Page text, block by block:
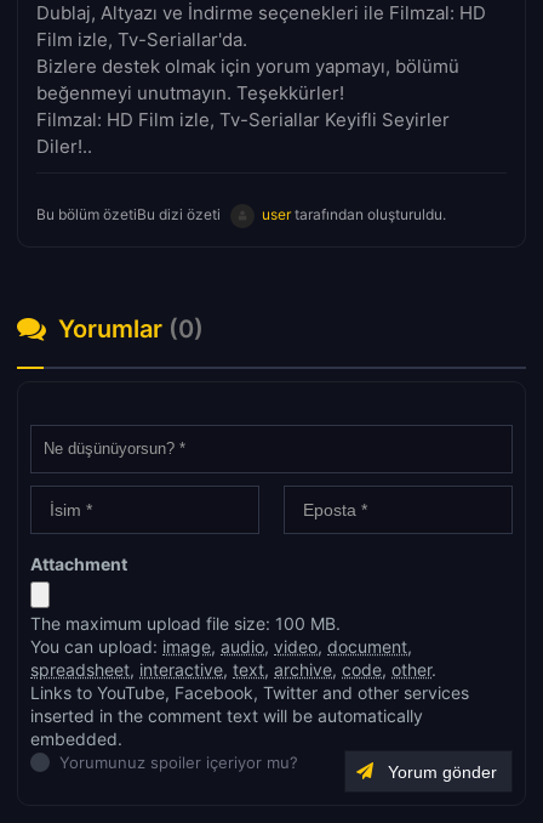
Dublaj, Altyazı ve İndirme seçenekleri ile Filmzal: HD
Film izle, Tv-Seriallar'da.
Bizlere destek olmak için yorum yapmayı, bölümü
beğenmeyi unutmayın. Teşekkürler!
Filmzal: HD Film izle, Tv-Seriallar Keyifli Seyirler
Diler!..
Bu bölüm özetiBu dizi özeti usertarafından oluşturuldu.
Yorumlar (0)
Attachment
The maximum upload file size: 100 MB.
You can upload: image, audio, video, document,
spreadsheet, interactive, text, archive, code, other.
Links to YouTube, Facebook, Twitter and other services
inserted in the comment text will be automatically
embedded.
Yorumunuz spoiler içeriyor mu?